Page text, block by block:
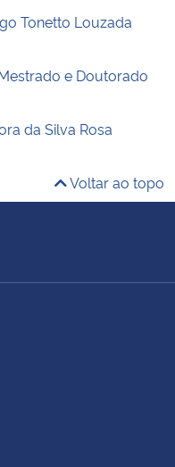
Tonetto Louzada
e Doutorado
da Silva Rosa
Voltar ao topo